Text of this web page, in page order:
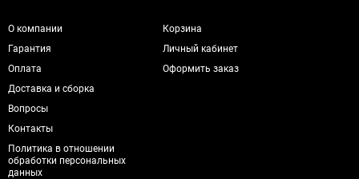
О компании
Гарантия
Оплата
Доставка и сборка
Вопросы
Контакты
Политика в отношении
обработки персональных
данных
Корзина
Личный кабинет
Оформить заказ